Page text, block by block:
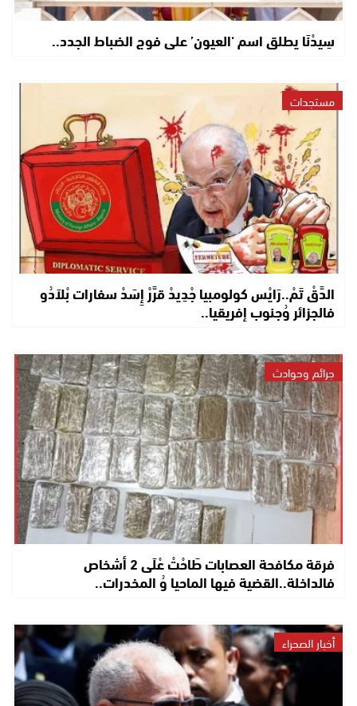
سِيدْنَا يطلق اسم ‘العيون’ على فوج الضباط الجدد..
مستجدات
الدَّقْ تَمْ..رَايْس كولومبيا جْدِيدْ قرَّرْ إِسَدْ سفارات بْلاَدُو
فالجزائر وُجنوب إفريقيا..
جرائم وحوادث
فرقة مكافحة العصابات طَاحْتْ عْلَى 2 أشخاص
فالداخلة..القضية فيها الماحيا وُ المخدرات..
أخبار الصحراء